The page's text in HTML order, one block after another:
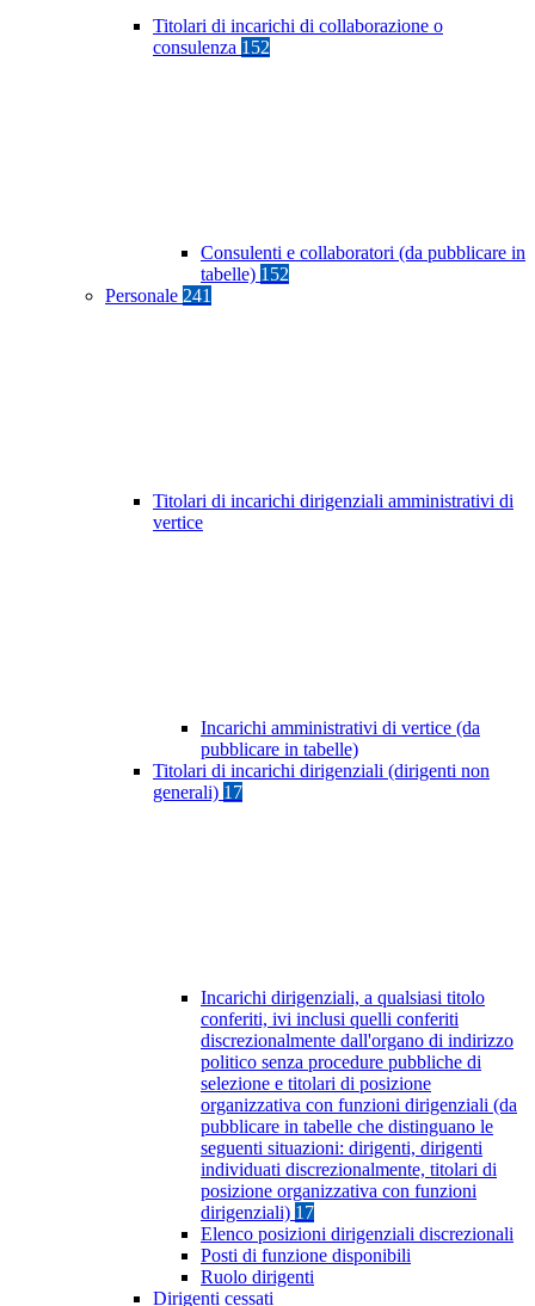
Titolari di incarichi di collaborazione o
consulenza 152
Consulenti e collaboratori (da pubblicare in
tabelle) 152
Personale 241
Titolari di incarichi dirigenziali amministrativi di
vertice
Incarichi amministrativi di vertice (da
pubblicare in tabelle)
Titolari di incarichi dirigenziali (dirigenti non
generali) 17
Incarichi dirigenziali, a qualsiasi titolo
conferiti, ivi inclusi quelli conferiti
discrezionalmente dall'organo di indirizzo
politico senza procedure pubbliche di
selezione e titolari di posizione
organizzativa con funzioni dirigenziali (da
pubblicare in tabelle che distinguano le
seguenti situazioni: dirigenti, dirigenti
individuati discrezionalmente, titolari di
posizione organizzativa con funzioni
dirigenziali) 17
Elenco posizioni dirigenziali discrezionali
Posti di funzione disponibili
Ruolo dirigenti
Dirigenti cessati